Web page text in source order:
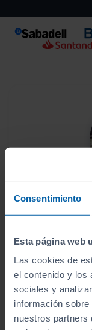
Consentimiento
Esta página web
Las cookies de
el contenido y los
sociales y
información
nuestros partners
Este vehículo
Asturpersa
Ver
¿Estás lejos